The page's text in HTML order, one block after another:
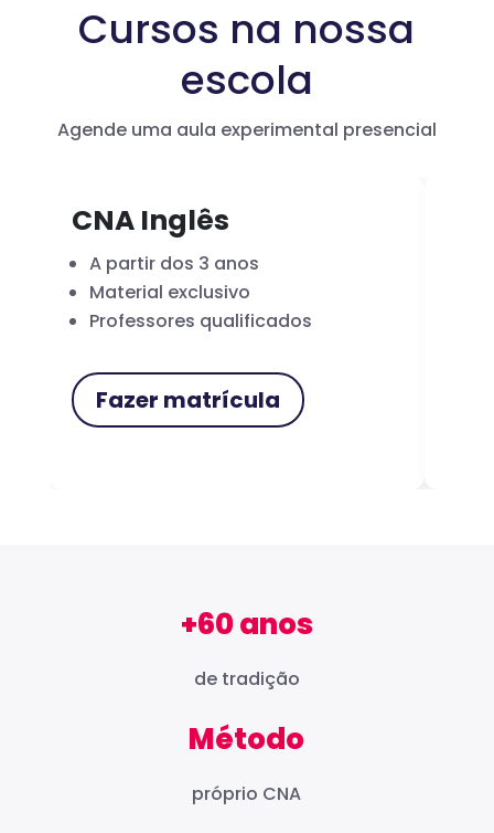
Cursos na nossa
escola
Agende uma aula experimental presencial
CNA Inglês
A partir dos 3 anos
Material exclusivo
Professores qualificados
Fazer matrícula
+60 anos
de tradição
Método
próprio CNA